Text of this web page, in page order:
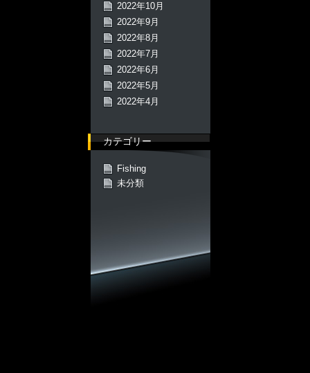
2022年10月
2022年9月
2022年8月
2022年7月
2022年6月
2022年5月
2022年4月
カテゴリー
Fishing
未分類